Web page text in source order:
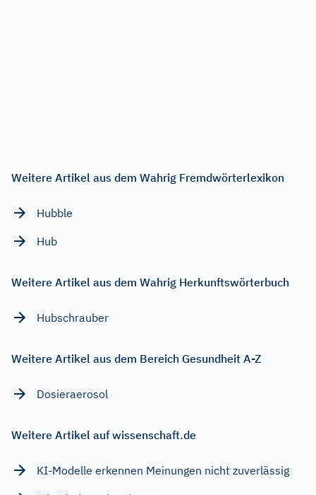
Weitere Artikel aus dem Wahrig Fremdwörterlexikon
Hubble
Hub
Weitere Artikel aus dem Wahrig Herkunftswörterbuch
Hubschrauber
Weitere Artikel aus dem Bereich Gesundheit A-Z
Dosieraerosol
Weitere Artikel auf wissenschaft.de
KI-Modelle erkennen Meinungen nicht zuverlässig